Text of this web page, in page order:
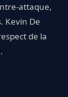
attaque,
Kevin De
de la